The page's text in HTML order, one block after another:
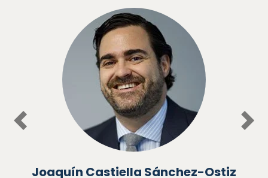
Joaquín Castiella Sánchez-Ostiz
Previous